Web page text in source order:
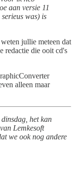
aan versie 11
was) is
jullie meteen dat
redactie die ooit cd's
alleen maar
het kan
Lemkesoft
we ook nog andere